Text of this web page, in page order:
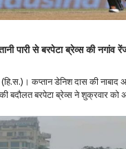
पारी से बरपेटा ब्रेव्स की नगांव
कप्तान डेनिश दास की नाबाद
ब्रेव्स ने शुक्रवार को असम क्रिकेट एसोसिएशन